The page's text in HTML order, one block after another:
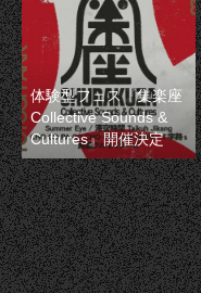
体験型フェス『集楽座
Collective Sounds &
Cultures』開催決定